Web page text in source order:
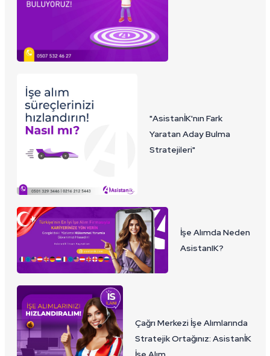
"AsistanİK'nın Fark
Yaratan Aday Bulma
Stratejileri"
İşe Alımda Neden
AsistanIK?
Çağrı Merkezi İşe Alımlarında
Stratejik Ortağınız: AsistanİK